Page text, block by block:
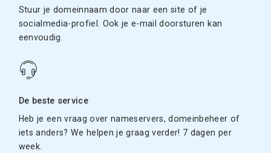
Stuur je domeinnaam door naar een site of je
socialmedia-profiel. Ook je e-mail doorsturen kan
eenvoudig.
De beste service
Heb je een vraag over nameservers, domeinbeheer of
iets anders? We helpen je graag verder! 7 dagen per
week.